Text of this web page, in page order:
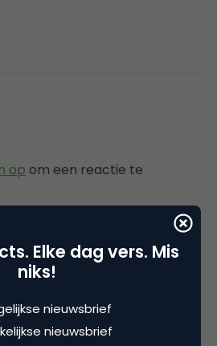
op om een reactie te
with or without a cause?
upcall voor ontwerpers
Elke dag vers. Mis
niks!
nieuwsbrief
nieuwsbrief